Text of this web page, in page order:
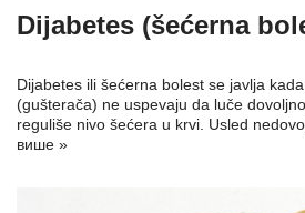
Dijabetes (šećerna
Dijabetes ili šećerna bolest se javlja
(gušterača) ne uspevaju da luče
reguliše nivo šećera u krvi. Usled
више »